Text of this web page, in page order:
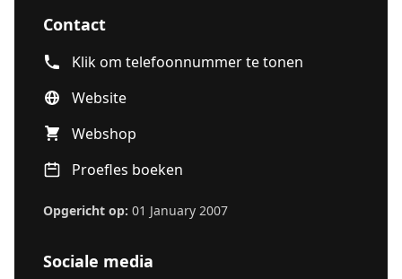
Contact
Klik om telefoonnummer te tonen
Website
Webshop
Proefles boeken
Opgericht op: 01 January 2007
Sociale media